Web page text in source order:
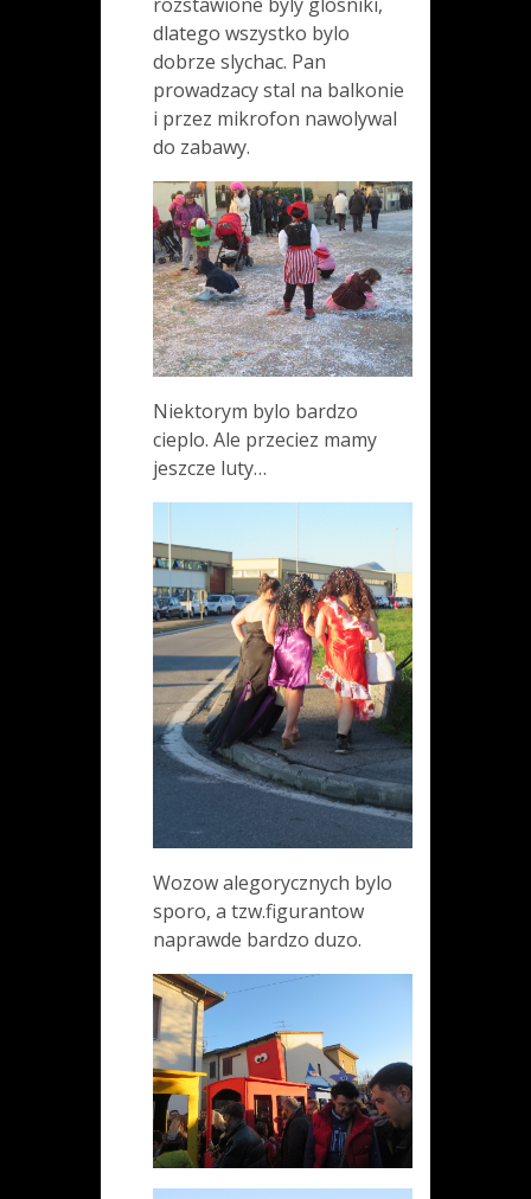
rozstawione byly glosniki,
dlatego wszystko bylo
dobrze slychac. Pan
prowadzacy stal na balkonie
i przez mikrofon nawolywal
do zabawy.
Niektorym bylo bardzo
cieplo. Ale przeciez mamy
jeszcze luty…
Wozow alegorycznych bylo
sporo, a tzw.figurantow
naprawde bardzo duzo.